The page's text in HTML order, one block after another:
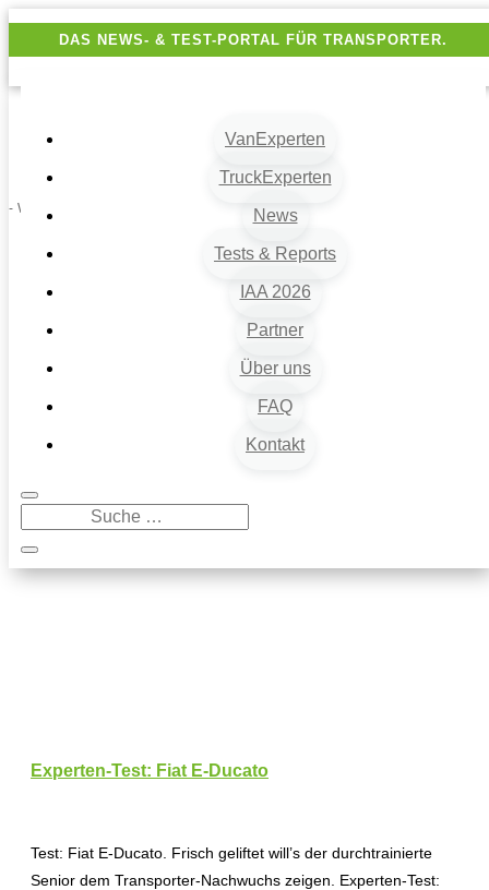
DAS NEWS- & TEST-PORTAL FÜR TRANSPORTER.
VanExperten
TruckExperten
News
Tests & Reports
IAA 2026
Partner
Über uns
FAQ
Kontakt
- Werbung -
Experten-Test: Fiat E-Ducato
Test: Fiat E-Ducato. Frisch geliftet will’s der durchtrainierte
Senior dem Transporter-Nachwuchs zeigen. Experten-Test: